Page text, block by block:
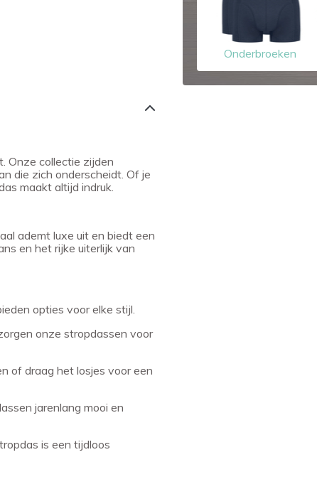
Onderbroeken
Onze collectie zijden
die zich onderscheidt. Of je
maakt altijd indruk.
ademt luxe uit en biedt een
en het rijke uiterlijk van
opties voor elke stijl.
onze stropdassen voor
of draag het losjes voor een
jarenlang mooi en
is een tijdloos